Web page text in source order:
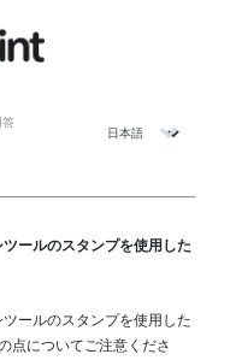
答
ールのスタンプを使用した
ールのスタンプを使用した
点についてご注意くださ